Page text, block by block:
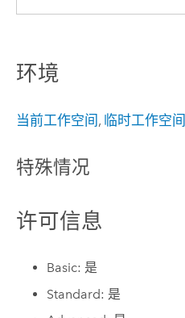
环境
当前工作空间, 临时工作空间
特殊情况
许可信息
Basic: 是
Standard: 是